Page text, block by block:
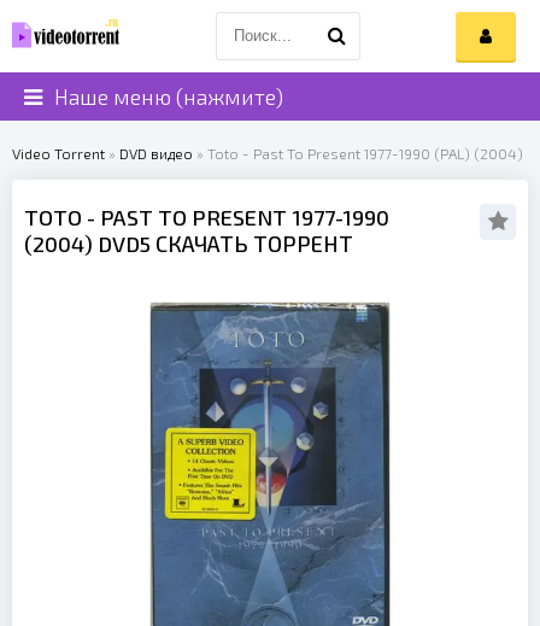
Наше меню (нажмите)
Video Torrent » DVD видео » Toto - Past To Present 1977-1990 (PAL) (2004)
TOTO - PAST TO PRESENT 1977-1990
(2004) DVD5 СКАЧАТЬ ТОРРЕНТ